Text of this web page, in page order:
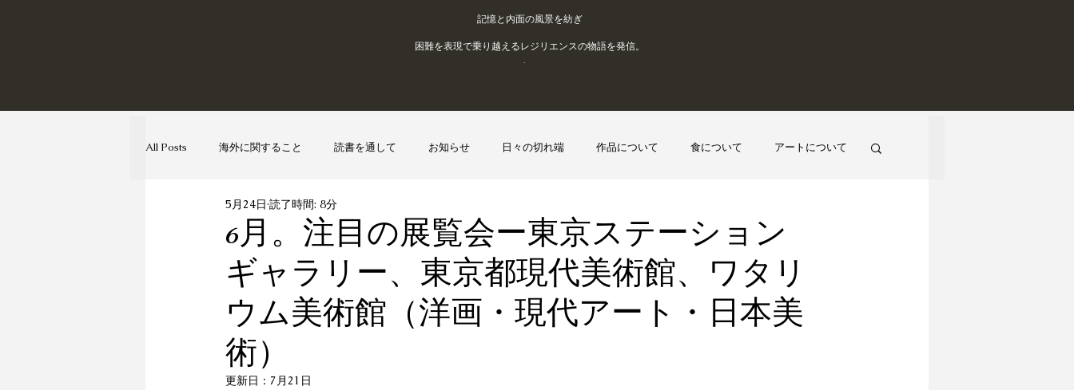
記憶と内面の風景を紡ぎ
。困難を表現で乗り越えるレジリエンスの物語を発信
.
All Posts 海外に関すること 読書を通して お知らせ 日々の切れ端 作品について 食について アートについて
映画について 運営と改善について
6月。注目の展覧会ー東京ステーション
ギャラリー、東京都現代美術館、ワタリ
ウム美術館（洋画・現代アート・日本美
術）
5月24日 読了時間: 8分
更新日： 7月21日